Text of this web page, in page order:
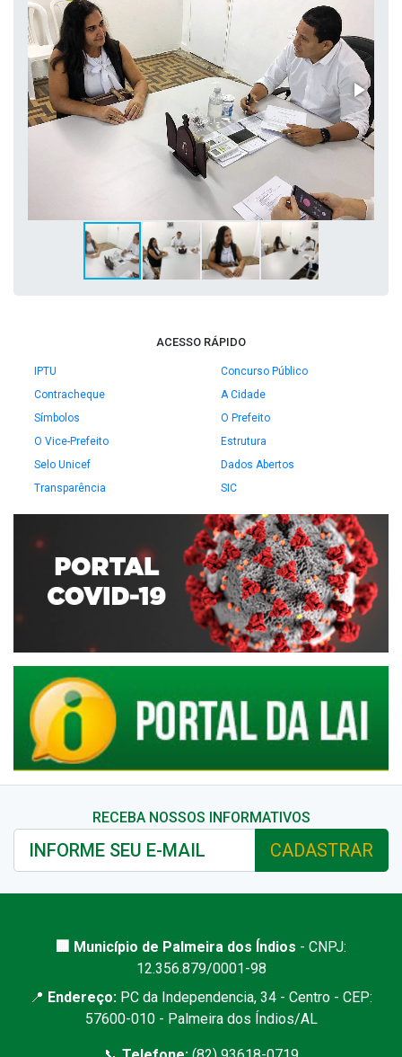
ACESSO RÁPIDO
IPTU
Concurso Público
Contracheque
A Cidade
Símbolos
O Prefeito
O Vice-Prefeito
Estrutura
Selo Unicef
Dados Abertos
Transparência
SIC
RECEBA NOSSOS INFORMATIVOS
CADASTRAR
🏢 Município de Palmeira dos Índios - CNPJ:
12.356.879/0001-98
📍 Endereço: PC da Independencia, 34 - Centro - CEP:
57600-010 - Palmeira dos Índios/AL